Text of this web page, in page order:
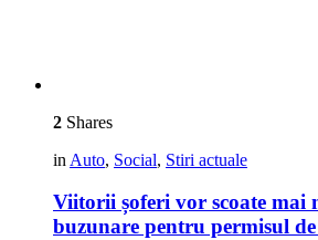
2 Shares
in Auto, Social, Stiri actuale
Viitorii șoferi vor scoate mai
buzunare pentru permisul